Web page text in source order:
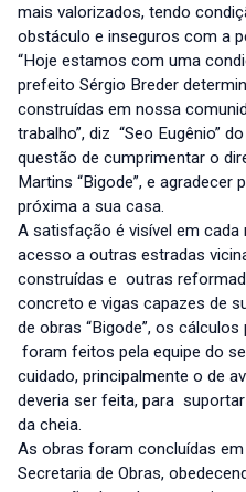
mais valorizados, tendo
obstáculo e inseguros com a
“Hoje estamos com uma
prefeito Sérgio Breder
construídas em nossa
trabalho”, diz “Seo Eugênio”
questão de cumprimentar o
Martins “Bigode”, e agradecer
próxima a sua casa.
A satisfação é visível em
acesso a outras estradas
construídas e outras
concreto e vigas capazes de
de obras “Bigode”, os
foram feitos pela equipe do
cuidado, principalmente o de
deveria ser feita, para
da cheia.
As obras foram concluídas
Secretaria de Obras,